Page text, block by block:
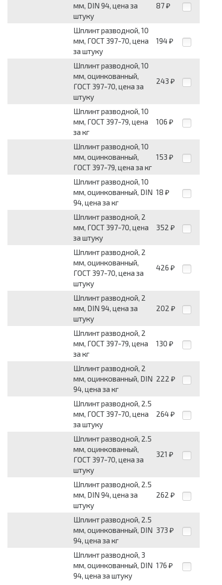
мм, DIN 94, цена за
штуку
87 ₽
Шплинт разводной, 10
мм, ГОСТ 397-70, цена
за штуку
194 ₽
Шплинт разводной, 10
мм, оцинкованный,
ГОСТ 397-70, цена за
штуку
243 ₽
Шплинт разводной, 10
мм, ГОСТ 397-79, цена
за кг
106 ₽
Шплинт разводной, 10
мм, оцинкованный,
ГОСТ 397-79, цена за кг
153 ₽
Шплинт разводной, 10
мм, оцинкованный, DIN
94, цена за кг
18 ₽
Шплинт разводной, 2
мм, ГОСТ 397-70, цена
за штуку
352 ₽
Шплинт разводной, 2
мм, оцинкованный,
ГОСТ 397-70, цена за
штуку
426 ₽
Шплинт разводной, 2
мм, DIN 94, цена за
штуку
202 ₽
Шплинт разводной, 2
мм, ГОСТ 397-79, цена
за кг
130 ₽
Шплинт разводной, 2
мм, оцинкованный, DIN
94, цена за кг
222 ₽
Шплинт разводной, 2.5
мм, ГОСТ 397-70, цена
за штуку
264 ₽
Шплинт разводной, 2.5
мм, оцинкованный,
ГОСТ 397-70, цена за
штуку
321 ₽
Шплинт разводной, 2.5
мм, DIN 94, цена за
штуку
262 ₽
Шплинт разводной, 2.5
мм, оцинкованный, DIN
94, цена за кг
373 ₽
Шплинт разводной, 3
мм, оцинкованный, DIN
94, цена за штуку
176 ₽